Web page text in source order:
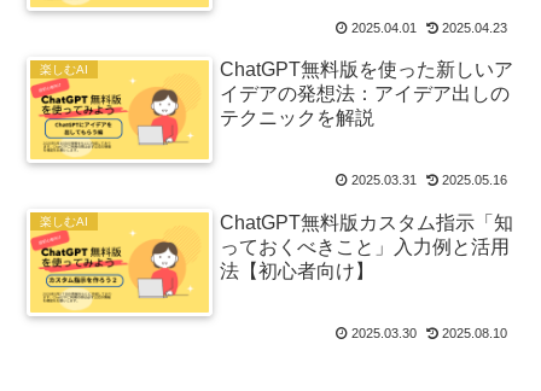
2025.04.01 2025.04.23
楽しむAI
ChatGPT無料版を使った新しいア
イデアの発想法：アイデア出しの
テクニックを解説
2025.03.31 2025.05.16
楽しむAI
ChatGPT無料版カスタム指示「知
っておくべきこと」入力例と活用
法【初心者向け】
2025.03.30 2025.08.10